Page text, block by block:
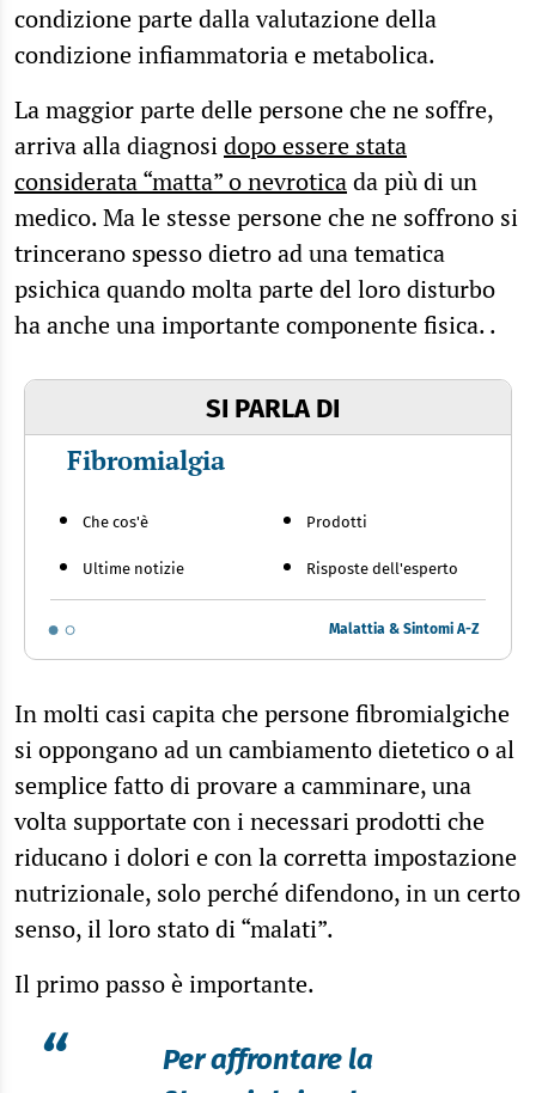
condizione parte dalla valutazione della
condizione infiammatoria e metabolica.
La maggior parte delle persone che ne soffre,
arriva alla diagnosidopo essere stata
considerata “matta” o nevroticada più di un
medico. Ma le stesse persone che ne soffrono si
trincerano spesso dietro ad una tematica
psichica quando molta parte del loro disturbo
ha anche una importante componente fisica. .
SI PARLA DI
Fibromialgia
Che cos'è
Ultime notizie
Prodotti
Risposte dell'esperto
Malattia & Sintomi A-Z
In molti casi capita che persone fibromialgiche
si oppongano ad un cambiamento dietetico o al
semplice fatto di provare a camminare, una
volta supportate con i necessari prodotti che
riducano i dolori e con la corretta impostazione
nutrizionale, solo perché difendono, in un certo
senso, il loro stato di “malati”.
Il primo passo è importante.
“
Per affrontare la